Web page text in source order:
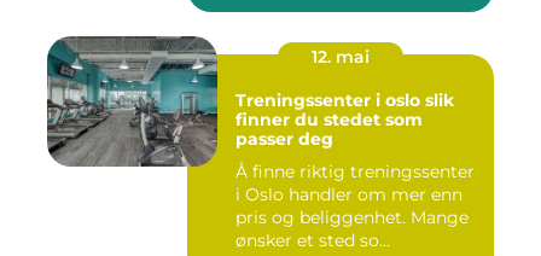
12. mai
Treningssenter i oslo slik
finner du stedet som
passer deg
Å finne riktig treningssenter
i Oslo handler om mer enn
pris og beliggenhet. Mange
ønsker et sted so...